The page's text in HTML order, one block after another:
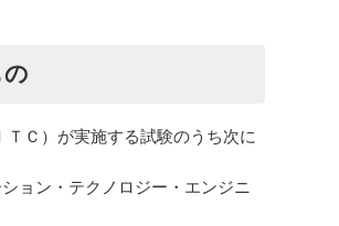
Ｃ）が実施する試験のうち次に
ョン・テクノロジー・エンジニ